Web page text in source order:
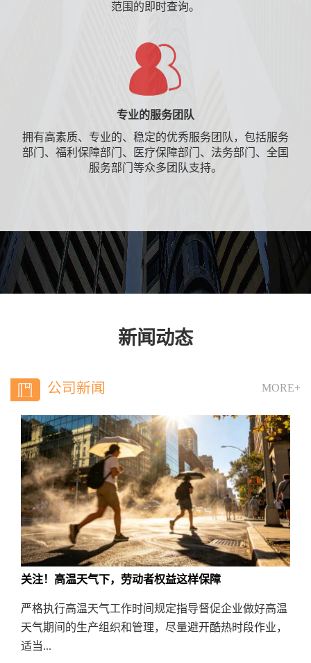
范围的即时查询。
专业的服务团队
拥有高素质、专业的、稳定的优秀服务团队，包括服务
部门、福利保障部门、医疗保障部门、法务部门、全国
服务部门等众多团队支持。
新闻动态
公司新闻 MORE+
关注！高温天气下，劳动者权益这样保障
严格执行高温天气工作时间规定指导督促企业做好高温
天气期间的生产组织和管理，尽量避开酷热时段作业，
适当...